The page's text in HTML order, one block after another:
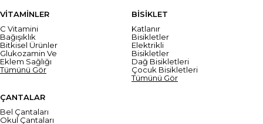
VİTAMİNLER
C Vitamini
Bağışıklık
Bitkisel Ürünler
Glukozamin Ve
Eklem Sağlığı
Tümünü Gör
BİSİKLET
Katlanır
Bisikletler
Elektrikli
Bisikletler
Dağ Bisikletleri
Çocuk Bisikletleri
Tümünü Gör
ÇANTALAR
Bel Çantaları
Okul Çantaları